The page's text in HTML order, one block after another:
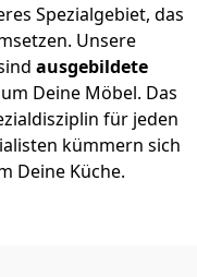
Spezialgebiet, das
Unsere
ausgebildete
Deine Möbel. Das
für jeden
kümmern sich
Deine Küche.